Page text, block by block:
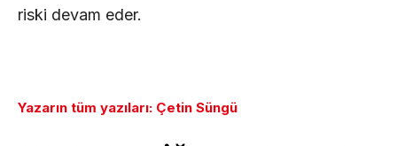
riski devam eder.
Yazarın tüm yazıları: Çetin Süngü